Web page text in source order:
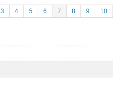
3 4 5 6 7 8 9 10